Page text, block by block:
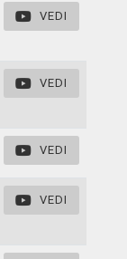
VEDI
VEDI
VEDI
VEDI